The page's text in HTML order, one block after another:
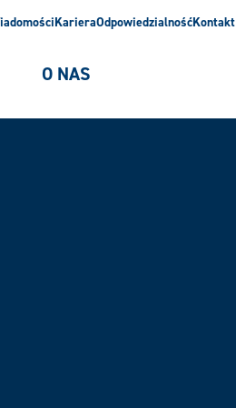
KarieraOdpowiedzialnośćKontakt
O NAS